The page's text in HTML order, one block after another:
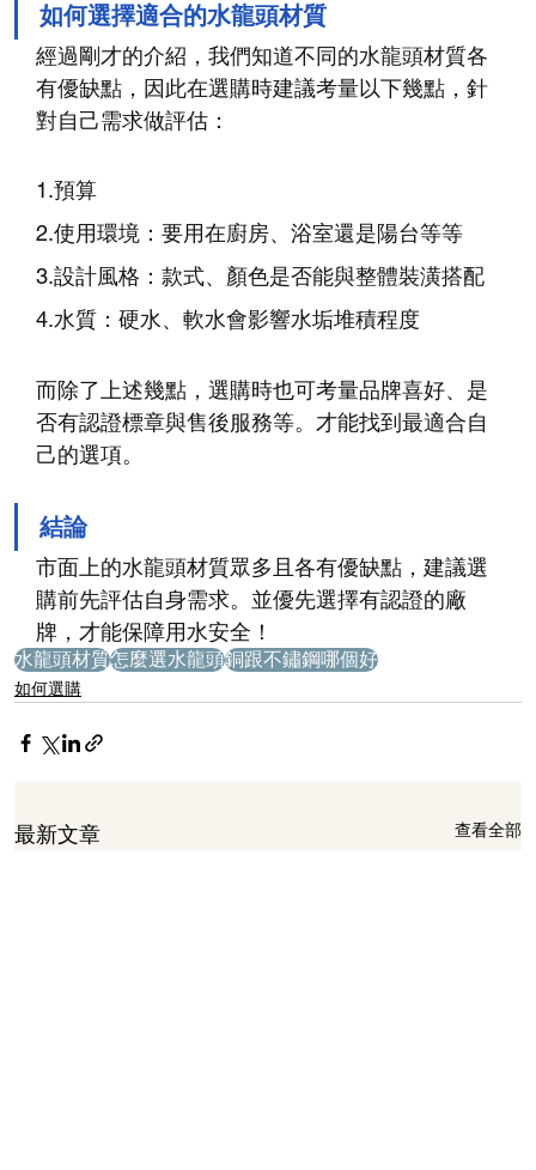
如何選擇適合的水龍頭材質
經過剛才的介紹，我們知道不同的水龍頭材質各
有優缺點，因此在選購時建議考量以下幾點，針
對自己需求做評估：
1.預算
2.使用環境：要用在廚房、浴室還是陽台等等
3.設計風格：款式、顏色是否能與整體裝潢搭配
4.水質：硬水、軟水會影響水垢堆積程度
而除了上述幾點，選購時也可考量品牌喜好、是
否有認證標章與售後服務等。才能找到最適合自
己的選項。
結論
市面上的水龍頭材質眾多且各有優缺點，建議選
購前先評估自身需求。並優先選擇有認證的廠
牌，才能保障用水安全！
水龍頭材質怎麼選水龍頭銅跟不鏽鋼哪個好
如何選購
最新文章 查看全部